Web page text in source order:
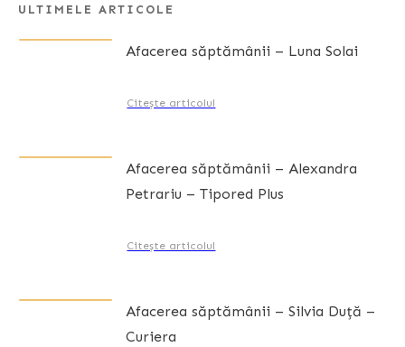
ULTIMELE ARTICOLE
Afacerea săptămânii – Luna Solai
Citește articolul
Afacerea săptămânii – Alexandra
Petrariu – Tipored Plus
Citește articolul
Afacerea săptămânii – Silvia Duță –
Curiera